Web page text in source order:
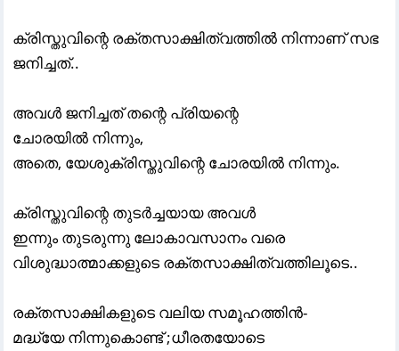
ക്രിസ്തുവിന്റെ രക്തസാക്ഷിത്വത്തിൽ നിന്നാണ് സഭ
ജനിച്ചത്..
അവൾ ജനിച്ചത് തന്റെ പ്രിയന്റെ
ചോരയിൽ നിന്നും,
അതെ, യേശുക്രിസ്തുവിന്റെ ചോരയിൽ നിന്നും.
ക്രിസ്തുവിന്റെ തുടർച്ചയായ അവൾ
ഇന്നും തുടരുന്നു ലോകാവസാനം വരെ
വിശുദ്ധാത്മാക്കളുടെ രക്തസാക്ഷിത്വത്തിലൂടെ..
രക്തസാക്ഷികളുടെ വലിയ സമൂഹത്തിൻ-
മദ്ധ്യേ നിന്നുകൊണ്ട് ;ധീരതയോടെ